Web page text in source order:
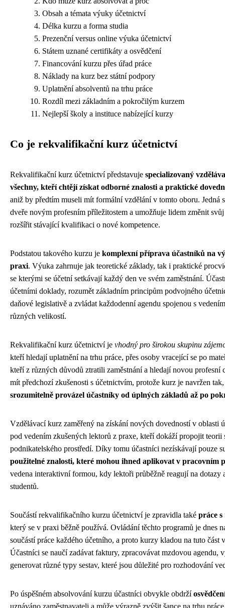
Obsah a témata výuky účetnictví
Délka kurzu a forma studia
Prezenční versus online výuka účetnictví
Státem uznané certifikáty a osvědčení
Financování kurzu přes úřad práce
Náklady na kurz bez státní podpory
Uplatnění absolventů na trhu práce
Rozdíl mezi základním a pokročilým kurzem
Nejlepší školy a instituce nabízející kurzy
Co je rekvalifikační kurz účetnictví
Rekvalifikační kurz účetnictví představuje specializovaný
všechny, kteří chtějí získat odborné znalosti a praktické
aniž by předtím museli mít formální vzdělání v tomto oboru. Jedná
dveře novým profesním příležitostem a umožňuje lidem změnit
rozšířit stávající kvalifikaci o nové kompetence.
Podstatou takového kurzu je komplexní příprava účastníků na
praxi. Výuka zahrnuje jak teoretické základy, tak i praktické
se kterými se účetní setkávají každý den ve svém zaměstnání.
účetními doklady, rozumět základním principům podvojného
daňové legislativě a zvládat každodenní agendu spojenou s
různých velikostí.
Rekvalifikační kurz účetnictví je vhodný pro širokou skupinu
kteří hledají uplatnění na trhu práce, přes osoby vracející se po
kteří z různých důvodů ztratili zaměstnání a hledají novou profesní
mít předchozí zkušenosti s účetnictvím, protože kurz je navržen
srozumitelně provázel účastníky od úplných základů až po
Vzdělávací kurz zaměřený na získání nových dovedností v oblasti
pod vedením zkušených lektorů z praxe, kteří dokáží propojit
podnikatelského prostředí. Díky tomu účastníci nezískávají pouze
použitelné znalosti, které mohou ihned aplikovat v pracovním
vedena interaktivní formou, kdy lektoři průběžně reagují na dotazy
studentů.
Součástí rekvalifikačního kurzu účetnictví je zpravidla také práce
který se v praxi běžně používá. Ovládání těchto programů je dnes
součástí práce každého účetního, a proto kurzy kladou na tuto část
Účastníci se naučí zadávat faktury, zpracovávat mzdovou agendu,
generovat různé typy sestav, které jsou důležité pro rozhodování
Po úspěšném absolvování kurzu účastníci obvykle obdrží